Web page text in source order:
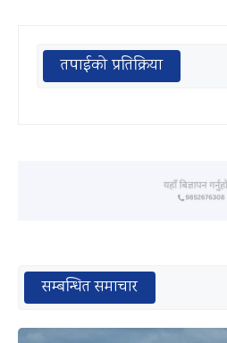
तपाईको प्रतिक्रिया
सम्बन्धित समाचार